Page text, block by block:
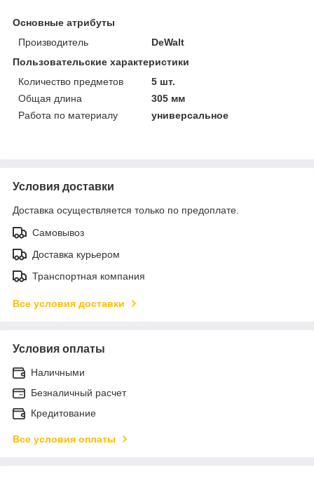
Основные атрибуты
Производитель
DeWalt
Пользовательские характеристики
Количество предметов
5 шт.
Общая длина
305 мм
Работа по материалу
универсальное
Условия доставки
Доставка осуществляется только по предоплате.
Самовывоз
Доставка курьером
Транспортная компания
Все условия доставки
Условия оплаты
Наличными
Безналичный расчет
Кредитование
Все условия оплаты